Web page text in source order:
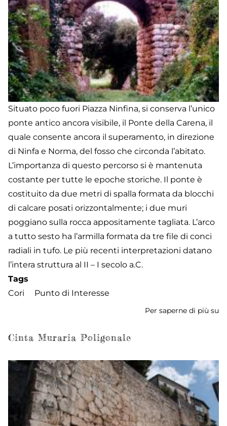
Situato poco fuori Piazza Ninfina, si conserva l’unico
ponte antico ancora visibile, il Ponte della Carena, il
quale consente ancora il superamento, in direzione
di Ninfa e Norma, del fosso che circonda l’abitato.
L’importanza di questo percorso si è mantenuta
costante per tutte le epoche storiche. Il ponte è
costituito da due metri di spalla formata da blocchi
di calcare posati orizzontalmente; i due muri
poggiano sulla rocca appositamente tagliata. L’arco
a tutto sesto ha l’armilla formata da tre file di conci
radiali in tufo. Le più recenti interpretazioni datano
l’intera struttura al II – I secolo a.C.
Tags
Cori
Punto di Interesse
Per saperne di più su
Cinta Muraria Poligonale